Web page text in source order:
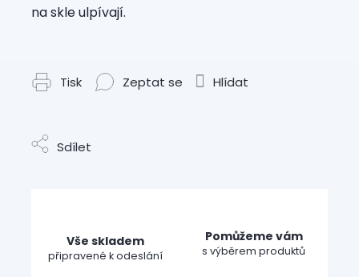
na skle ulpívají.
Tisk Zeptat se Hlídat
Sdílet
Vše skladem
připravené k odeslání
Pomůžeme vám
s výběrem produktů